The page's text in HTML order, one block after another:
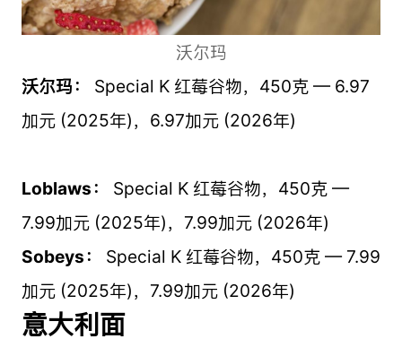
沃尔玛
沃尔玛：
Special K 红莓谷物，450克 — 6.97
加元 (2025年)，6.97加元 (2026年)
Loblaws：
Special K 红莓谷物，450克 —
7.99加元 (2025年)，7.99加元 (2026年)
Sobeys：
Special K 红莓谷物，450克 — 7.99
加元 (2025年)，7.99加元 (2026年)
意大利面